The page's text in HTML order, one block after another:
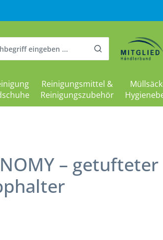
Reinigungsmittel &
Reinigungszubehör
– getufteter